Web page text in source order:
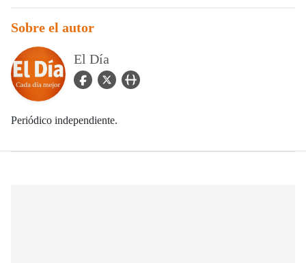
Sobre el autor
El Día
facebook Icon
twitter Iconuser_url Icon
Periódico independiente.